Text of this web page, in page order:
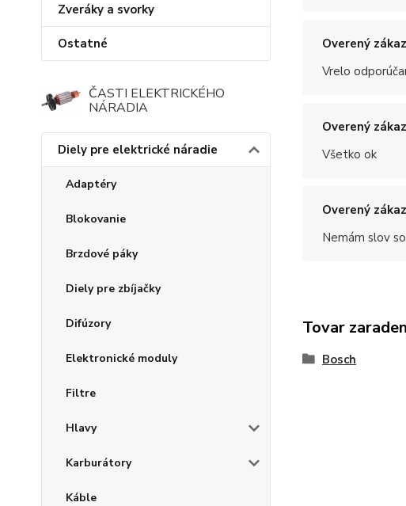
Zveráky a svorky
Ostatné
ČASTI ELEKTRICKÉHO
NÁRADIA
Diely pre elektrické náradie
Adaptéry
Blokovanie
Brzdové páky
Diely pre zbíjačky
Difúzory
Elektronické moduly
Filtre
Hlavy
Karburátory
Káble
Overený
Vrelo
Overený
Všetko ok
Overený
Nemám slov
Tovar
Bosch